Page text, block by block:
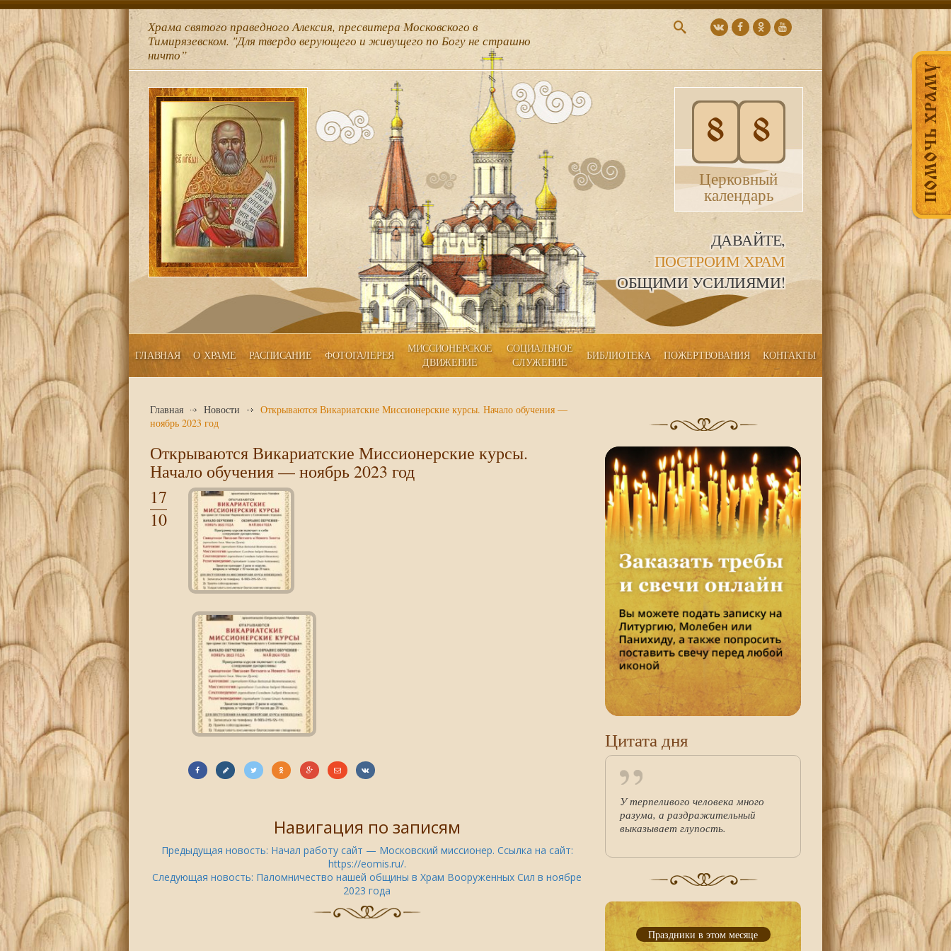
ПОМОЧЬ ХРАМУ
Храма святого праведного Алексия, пресвитера Московского в
Тимирязевском. "Для твердо верующего и живущего по Богу не страшно
ничто”
8 8
Церковный
календарь
ДАВАЙТЕ,
ПОСТРОИМ ХРАМ
ОБЩИМИ УСИЛИЯМИ!
ГЛАВНАЯ О ХРАМЕ РАСПИСАНИЕ ФОТОГАЛЕРЕЯ
МИССИОНЕРСКОЕ
ДВИЖЕНИЕ
СОЦИАЛЬНОЕ
СЛУЖЕНИЕ
БИБЛИОТЕКА ПОЖЕРТВОВАНИЯ КОНТАКТЫ
Главная Новости
Открываются Викариатские Миссионерские курсы. Начало обучения —
ноябрь 2023 год
Открываются Викариатские Миссионерские курсы.
Начало обучения — ноябрь 2023 год
17
10
Навигация по записям
Предыдущая новость: Начал работу сайт — Московский миссионер. Ссылка на сайт:
https://eomis.ru/.
Следующая новость: Паломничество нашей общины в Храм Вооруженных Сил в ноябре
2023 года
Цитата дня
У терпеливого человека много
разума, а раздражительный
выказывает глупость.
Праздники в этом месяце